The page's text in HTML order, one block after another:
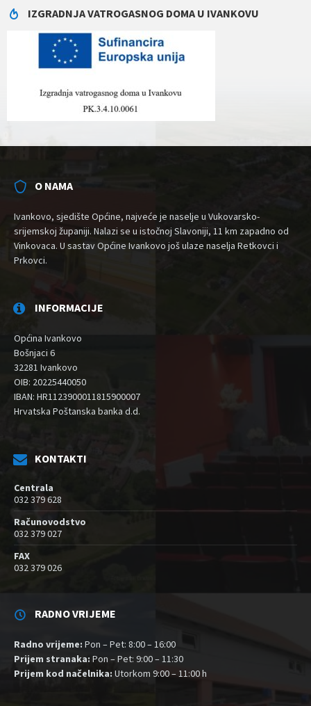
IZGRADNJA VATROGASNOG DOMA U IVANKOVU
O NAMA
Ivankovo, sjedište Općine, najveće je naselje u Vukovarsko-
srijemskoj županiji. Nalazi se u istočnoj Slavoniji, 11 km zapadno od
Vinkovaca. U sastav Općine Ivankovo još ulaze naselja Retkovci i
Prkovci.
INFORMACIJE
Općina Ivankovo
Bošnjaci 6
32281 Ivankovo
OIB: 20225440050
IBAN: HR1123900011815900007
Hrvatska Poštanska banka d.d.
KONTAKTI
Centrala
032 379 628
Računovodstvo
032 379 027
FAX
032 379 026
RADNO VRIJEME
Radno vrijeme: Pon – Pet: 8:00 – 16:00
Prijem stranaka: Pon – Pet: 9:00 – 11:30
Prijem kod načelnika: Utorkom 9:00 – 11:00 h